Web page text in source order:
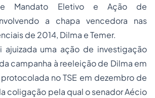
Mandato Eletivo e Ação de
a chapa vencedora nas
de 2014, Dilma e Temer.
ajuizada uma ação de investigação
campanha à reeleição de Dilma em
no TSE em dezembro de
coligação pela qual o senador Aécio